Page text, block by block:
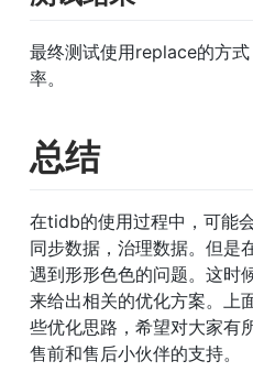
最终测试使用replace的方
率。
总结
在tidb的使用过程中，可能
同步数据，治理数据。但是
遇到形形色色的问题。这时
来给出相关的优化方案。上
些优化思路，希望对大家有
售前和售后小伙伴的支持。